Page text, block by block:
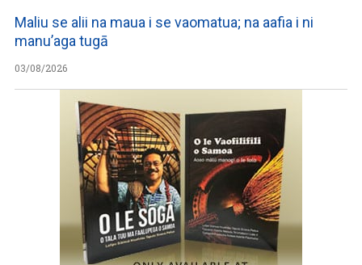
Maliu se alii na maua i se vaomatua; na aafia i ni
manu’aga tugā
03/08/2026